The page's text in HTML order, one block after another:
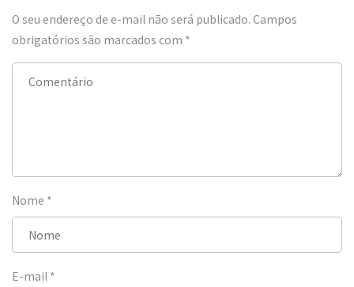
O seu endereço de e-mail não será publicado. Campos
obrigatórios são marcados com *
Nome *
E-mail *